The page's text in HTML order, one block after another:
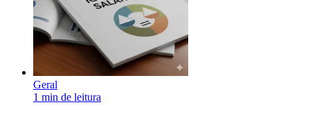
Geral
1 min de leitura